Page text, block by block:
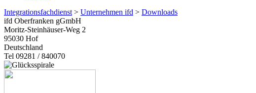
Integrationsfachdienst > Unternehmen ifd > Downloads
ifd Oberfranken gGmbH
Moritz-Steinhäuser-Weg 2
95030 Hof
Deutschland
Tel 09281 / 840070